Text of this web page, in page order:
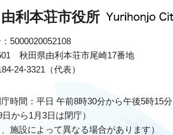
由利本荘市役所
5000020052108
秋田県由利本荘市尾崎17番地
24-3321（代表）
時間：平日 午前8時30分から午後5時15分
日から1月3日は閉庁）
、施設によって異なる場合があります）